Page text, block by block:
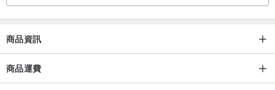
前 ： 藍風鈴｜丁香｜橙花｜檸檬
後 ： 白麝香｜琥珀
🕯 🕯商品規格 🕯 🕯
商品資訊
商品運費